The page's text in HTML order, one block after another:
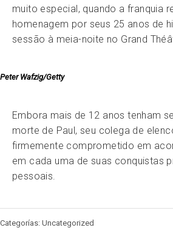
muito especial, quando a franquia
homenagem por seus 25 anos de
sessão à meia-noite no Grand
Peter Wafzig/Getty
Embora mais de 12 anos tenham
morte de Paul, seu colega de
firmemente comprometido em
em cada uma de suas conquistas
pessoais.
Categorías: Uncategorized